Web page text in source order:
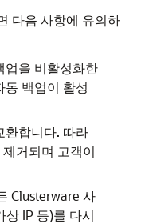
다음 사항에 유의하
업을 비활성화한
동 백업이 활성
환합니다. 따라
거되며 고객이
Clusterware 사
상 IP 등)를 다시